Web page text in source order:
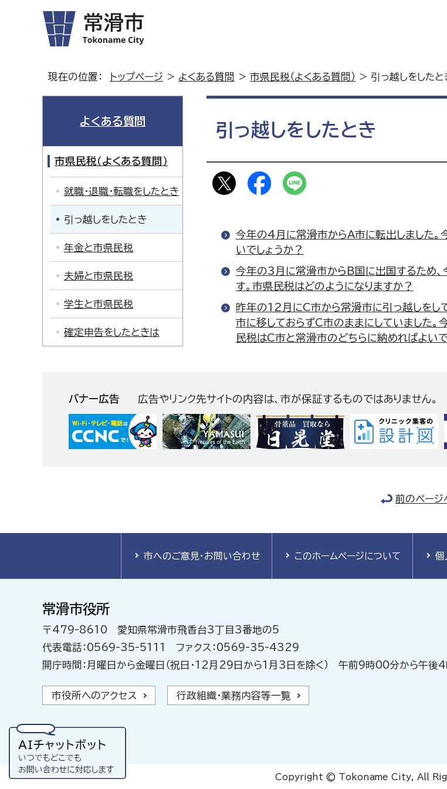
現在の位置： トップページ > よくある質問 > 市県民税（よくある質問） > 引っ越しをしたと
引っ越しをしたとき
今年の4月に常滑市からA市に転出しました
いでしょうか？
今年の3月に常滑市からB国に出国するため
す。市県民税はどのようになりますか？
昨年の12月にC市から常滑市に引っ越しをし
市に移しておらずC市のままにしていました
民税はC市と常滑市のどちらに納めればよいで
よくある質問
市県民税（よくある質問）
就職・退職・転職をしたとき
引っ越しをしたとき
年金と市県民税
夫婦と市県民税
学生と市県民税
確定申告をしたときは
バナー広告 広告やリンク先サイトの内容は、市が保証するものではありません。
前のページ
市へのご意見・お問い合わせ このホームページについて 個
常滑市役所
〒479-8610 愛知県常滑市飛香台3丁目3番地の5
代表電話：0569-35-5111 ファクス：0569-35-4329
開庁時間：月曜日から金曜日（祝日・12月29日から1月3日を除く） 午前9時00分から午後
市役所へのアクセス 行政組織・業務内容等一覧
Copyright © Tokoname City, All